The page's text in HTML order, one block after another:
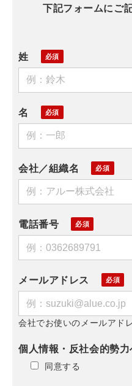
下記フォームにご
姓
名
会社／組織名
電話番号
メールアドレス
会社でお使いのメールアド
個人情報・反社会的勢
同意する